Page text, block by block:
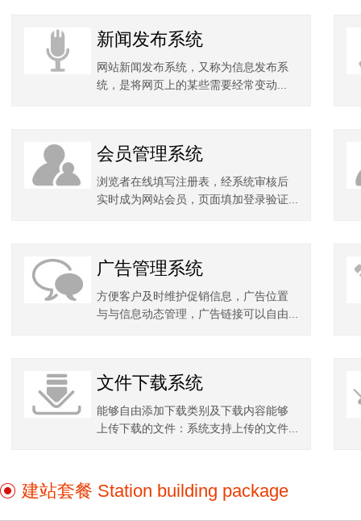
新闻发布系统
网站新闻发布系统，又称为信息发布系
统，是将网页上的某些需要经常变动...
会员管理系统
浏览者在线填写注册表，经系统审核后
实时成为网站会员，页面填加登录验证...
广告管理系统
方便客户及时维护促销信息，广告位置
与与信息动态管理，广告链接可以自由...
文件下载系统
能够自由添加下载类别及下载内容能够
上传下载的文件：系统支持上传的文件...
建站套餐 Station building package